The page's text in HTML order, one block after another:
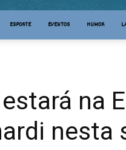
ESPORTE EVENTOS HUMOR
na
nesta